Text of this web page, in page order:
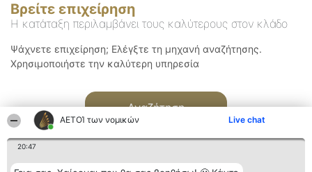
ΑΕΤΟΊ των νομικών Live chat
20:47
Βρείτε επιχείρηση
Η κατάταξη περιλαμβάνει τους καλύτερους στον κλάδο
Ψάχνετε επιχείρηση; Ελέγξτε τη μηχανή αναζήτησης.
Χρησιμοποιήστε την καλύτερη υπηρεσία
Αναζήτηση